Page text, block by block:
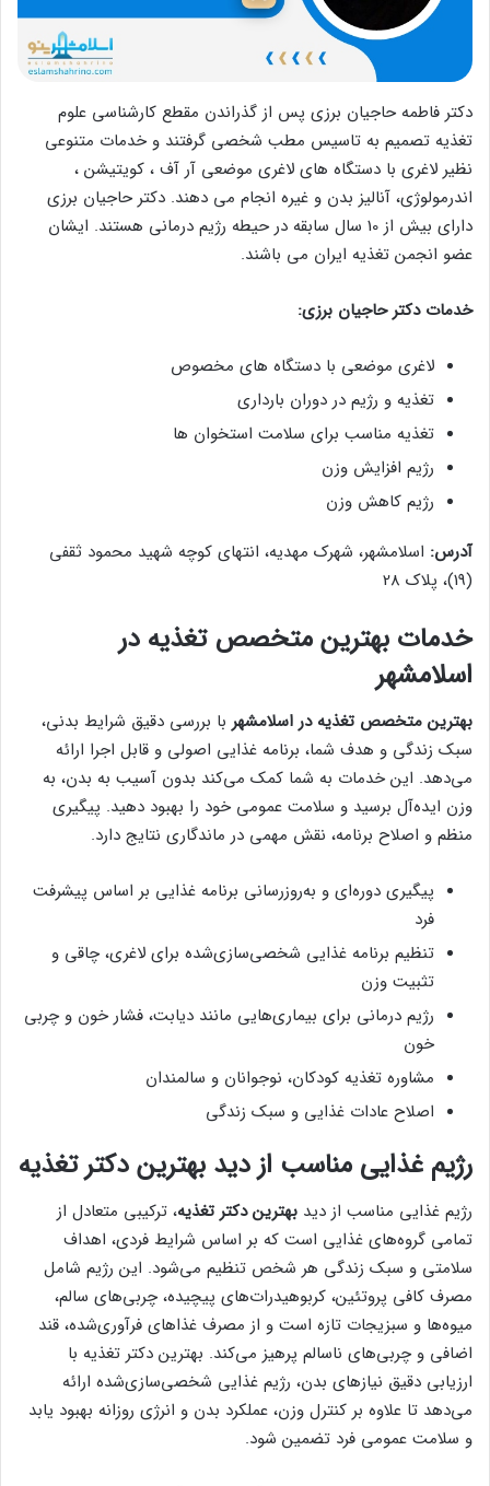
دکتر فاطمه حاجیان برزی پس از گذراندن مقطع کارشناسی علوم
تغذیه تصمیم به تاسیس مطب شخصی گرفتند و خدمات متنوعی
نظیر لاغری با دستگاه های لاغری موضعی آر آف ، کویتیشن ،
اندرمولوژی، آنالیز بدن و غیره انجام می دهند. دکتر حاجیان برزی
دارای بیش از 10 سال سابقه در حیطه رژیم درمانی هستند. ایشان
عضو انجمن تغذیه ایران می باشند.
خدمات دکتر حاجیان برزی:
لاغری موضعی با دستگاه‌ های مخصوص
تغذیه و رژیم در دوران بارداری
تغذیه مناسب برای سلامت استخوان‌ ها
رژیم افزایش وزن
رژیم کاهش وزن
آدرس: اسلامشهر، شهرک مهدیه، انتهای کوچه شهید محمود ثقفی
(19)، پلاک 28
خدمات بهترین متخصص تغذیه در
اسلامشهر
بهترین متخصص تغذیه در اسلامشهر با بررسی دقیق شرایط بدنی،
سبک زندگی و هدف شما، برنامه غذایی اصولی و قابل اجرا ارائه
می‌دهد. این خدمات به شما کمک می‌کند بدون آسیب به بدن، به
وزن ایده‌آل برسید و سلامت عمومی خود را بهبود دهید. پیگیری
منظم و اصلاح برنامه، نقش مهمی در ماندگاری نتایج دارد.
پیگیری دوره‌ای و به‌روزرسانی برنامه غذایی بر اساس پیشرفت
فرد
تنظیم برنامه غذایی شخصی‌سازی‌شده برای لاغری، چاقی و
تثبیت وزن
رژیم درمانی برای بیماری‌هایی مانند دیابت، فشار خون و چربی
خون
مشاوره تغذیه کودکان، نوجوانان و سالمندان
اصلاح عادات غذایی و سبک زندگی
رژیم غذایی مناسب از دید بهترین دکتر تغذیه
رژیم غذایی مناسب از دید بهترین دکتر تغذیه، ترکیبی متعادل از
تمامی گروه‌های غذایی است که بر اساس شرایط فردی، اهداف
سلامتی و سبک زندگی هر شخص تنظیم می‌شود. این رژیم شامل
مصرف کافی پروتئین، کربوهیدرات‌های پیچیده، چربی‌های سالم،
میوه‌ها و سبزیجات تازه است و از مصرف غذاهای فرآوری‌شده، قند
اضافی و چربی‌های ناسالم پرهیز می‌کند. بهترین دکتر تغذیه با
ارزیابی دقیق نیازهای بدن، رژیم غذایی شخصی‌سازی‌شده ارائه
می‌دهد تا علاوه بر کنترل وزن، عملکرد بدن و انرژی روزانه بهبود یابد
و سلامت عمومی فرد تضمین شود.